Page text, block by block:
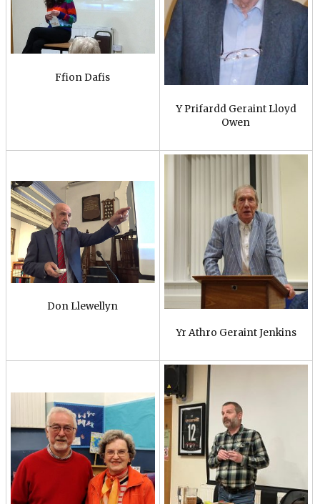
Ffion Dafis
Y Prifardd Geraint Lloyd
Owen
Don Llewellyn
Yr Athro Geraint Jenkins